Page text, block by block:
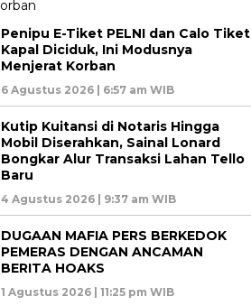
Penipu E-Tiket PELNI dan Calo Tiket
Kapal Diciduk, Ini Modusnya
Menjerat Korban
6 Agustus 2026 | 6:57 am WIB
Kutip Kuitansi di Notaris Hingga
Mobil Diserahkan, Sainal Lonard
Bongkar Alur Transaksi Lahan Tello
Baru
4 Agustus 2026 | 9:37 am WIB
DUGAAN MAFIA PERS BERKEDOK
PEMERAS DENGAN ANCAMAN
BERITA HOAKS
1 Agustus 2026 | 11:25 pm WIB